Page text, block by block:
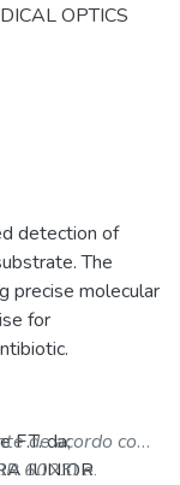
OPTICS
detection of
The
precise molecular
for
F.T. da;
JUNIOR,
de acordo com
6023) e